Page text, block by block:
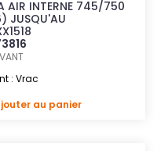
AIR INTERNE 745/750
JUSQU'AU
: Vrac
au panier